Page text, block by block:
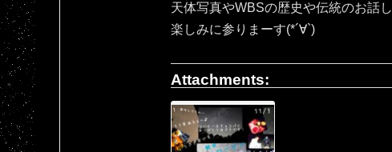
天体写真やWBSの歴史や伝統のお話し
楽しみに参りまーす(*´∀`)
Attachments: